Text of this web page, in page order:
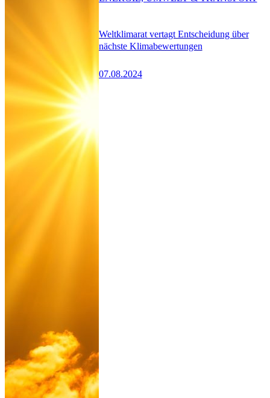
Weltklimarat vertagt Entscheidung über
nächste Klimabewertungen
07.08.2024